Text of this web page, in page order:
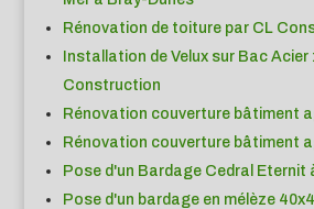
Rénovation de toiture par CL
Installation de Velux sur Bac Acier
Construction
Rénovation couverture bâtiment
Rénovation couverture bâtiment
Pose d'un Bardage Cedral Eternit
Pose d'un bardage en mélèze